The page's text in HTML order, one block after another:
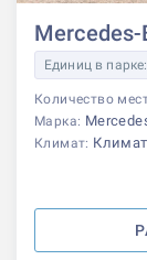
Mercedes-
Единиц в
Количество
Марка:
Климат: